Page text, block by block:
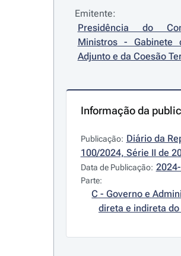
Emitente:
Presidência do
Ministros - Gabinete
Adjunto e da Coesão
Informação da
Publicação: Diário da
100/2024, Série II de
Data de Publicação:
Parte:
C - Governo e
direta e indireta do